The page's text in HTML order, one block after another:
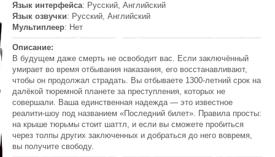
Язык интерфейса: Русский, Английский
Язык озвучки: Русский, Английский
Мультиплеер: Нет
Описание:
В будущем даже смерть не освободит вас. Если заключённый
умирает во время отбывания наказания, его восстанавливают,
чтобы он продолжал страдать. Вы отбываете 1300-летний срок на
далёкой тюремной планете за преступления, которых не
совершали. Ваша единственная надежда — это известное
реалити-шоу под названием «Последний билет». Правила просты:
на крыше тюрьмы стоит шаттл, и если вы сможете пробиться
через толпы других заключенных и добраться до него вовремя,
вы получите свободу.